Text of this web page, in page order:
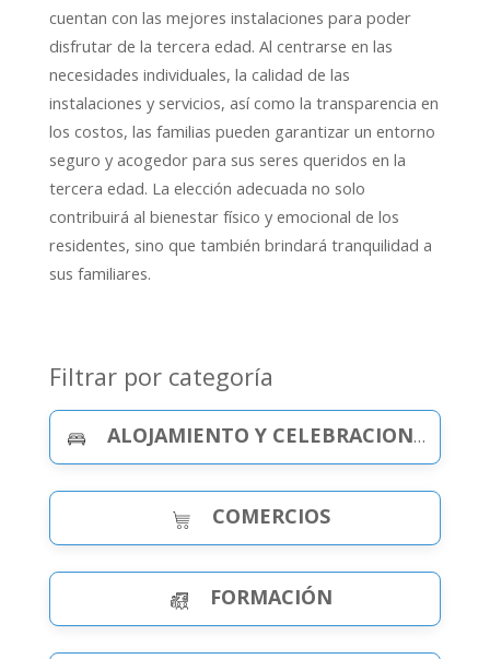
cuentan con las mejores instalaciones para poder
disfrutar de la tercera edad. Al centrarse en las
necesidades individuales, la calidad de las
instalaciones y servicios, así como la transparencia en
los costos, las familias pueden garantizar un entorno
seguro y acogedor para sus seres queridos en la
tercera edad. La elección adecuada no solo
contribuirá al bienestar físico y emocional de los
residentes, sino que también brindará tranquilidad a
sus familiares.
Filtrar por categoría
ALOJAMIENTO Y CELEBRACIONES
COMERCIOS
FORMACIÓN